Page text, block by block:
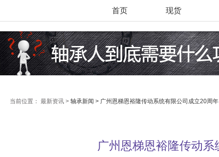
首页 现货
当前位置： 最新资讯 > 轴承新闻 > 广州恩梯恩裕隆传动系统有限公司成立20周年
广州恩梯恩裕隆传动